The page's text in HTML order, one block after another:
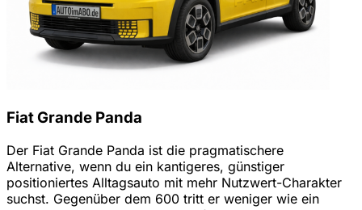
Fiat Grande Panda
Der Fiat Grande Panda ist die pragmatischere
Alternative, wenn du ein kantigeres, günstiger
positioniertes Alltagsauto mit mehr Nutzwert-Charakter
suchst. Gegenüber dem 600 tritt er weniger wie ein